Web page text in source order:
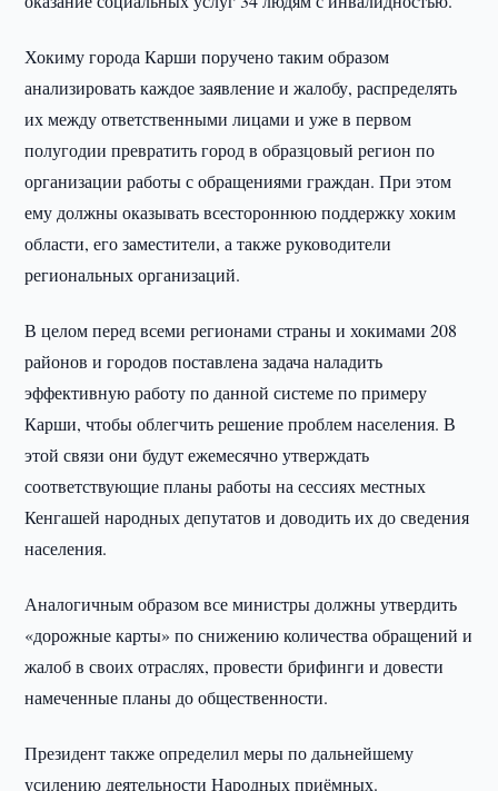
Хокиму города Карши поручено таким образом
анализировать каждое заявление и жалобу, распределять
их между ответственными лицами и уже в первом
полугодии превратить город в образцовый регион по
организации работы с обращениями граждан. При этом
ему должны оказывать всестороннюю поддержку хоким
области, его заместители, а также руководители
региональных организаций.
В целом перед всеми регионами страны и хокимами 208
районов и городов поставлена задача наладить
эффективную работу по данной системе по примеру
Карши, чтобы облегчить решение проблем населения. В
этой связи они будут ежемесячно утверждать
соответствующие планы работы на сессиях местных
Кенгашей народных депутатов и доводить их до сведения
населения.
Аналогичным образом все министры должны утвердить
«дорожные карты» по снижению количества обращений и
жалоб в своих отраслях, провести брифинги и довести
намеченные планы до общественности.
Президент также определил меры по дальнейшему
усилению деятельности Народных приёмных.